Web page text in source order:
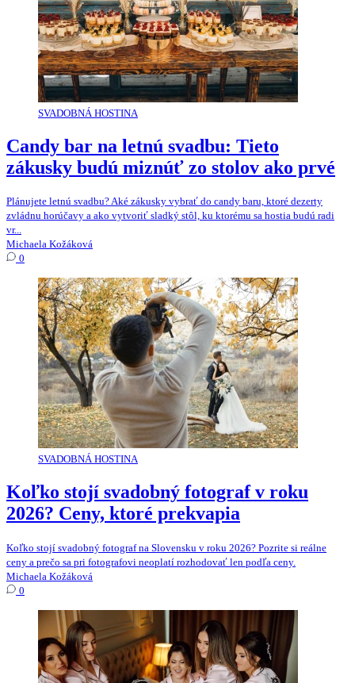
SVADOBNÁ HOSTINA
Candy bar na letnú svadbu: Tieto
zákusky budú miznúť zo stolov ako prvé
Plánujete letnú svadbu? Aké zákusky vybrať do candy baru, ktoré dezerty
zvládnu horúčavy a ako vytvoriť sladký stôl, ku ktorému sa hostia budú radi
vr...
Michaela Kožáková
0
SVADOBNÁ HOSTINA
Koľko stojí svadobný fotograf v roku
2026? Ceny, ktoré prekvapia
Koľko stojí svadobný fotograf na Slovensku v roku 2026? Pozrite si reálne
ceny a prečo sa pri fotografovi neoplatí rozhodovať len podľa ceny.
Michaela Kožáková
0